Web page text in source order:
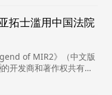
拓士滥用中国法院
of MIR2》（中文版
开发商和著作权共有
...